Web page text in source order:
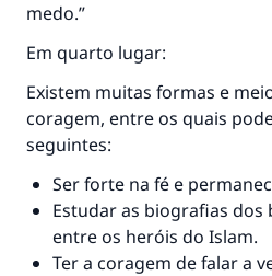
medo.”
Em quarto lugar:
Existem muitas formas e
coragem, entre os quais
seguintes:
Ser forte na fé e
Estudar as biografias dos
entre os heróis do Islam.
Ter a coragem de falar a